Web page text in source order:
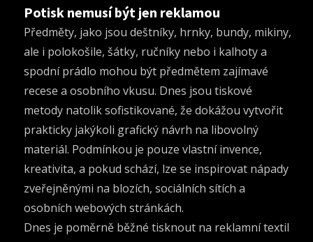
Potisk nemusí být jen reklamou
Předměty, jako jsou deštníky, hrnky, bundy, mikiny,
ale i polokošile, šátky, ručníky nebo i kalhoty a
spodní prádlo mohou být předmětem zajímavé
recese a osobního vkusu. Dnes jsou tiskové
metody natolik sofistikované, že dokážou vytvořit
prakticky jakýkoli grafický návrh na libovolný
materiál. Podmínkou je pouze vlastní invence,
kreativita, a pokud schází, lze se inspirovat nápady
zveřejněnými na blozích, sociálních sítích a
osobních webových stránkách.
Dnes je poměrně běžné tisknout na reklamní textil